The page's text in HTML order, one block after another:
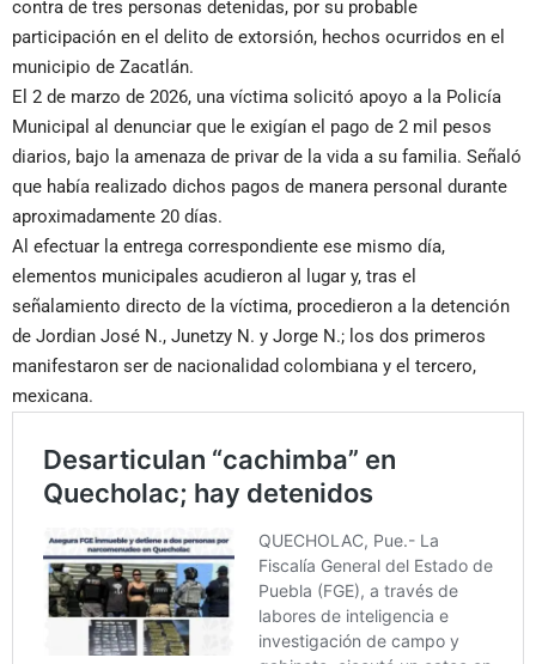
contra de tres personas detenidas, por su probable
participación en el delito de extorsión, hechos ocurridos en el
municipio de Zacatlán.
El 2 de marzo de 2026, una víctima solicitó apoyo a la Policía
Municipal al denunciar que le exigían el pago de 2 mil pesos
diarios, bajo la amenaza de privar de la vida a su familia. Señaló
que había realizado dichos pagos de manera personal durante
aproximadamente 20 días.
Al efectuar la entrega correspondiente ese mismo día,
elementos municipales acudieron al lugar y, tras el
señalamiento directo de la víctima, procedieron a la detención
de Jordian José N., Junetzy N. y Jorge N.; los dos primeros
manifestaron ser de nacionalidad colombiana y el tercero,
mexicana.